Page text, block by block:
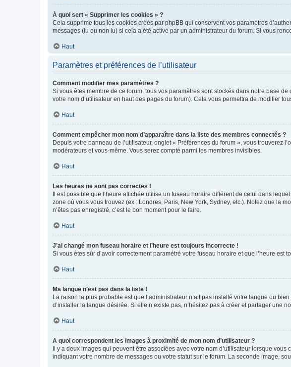
À quoi sert « Supprimer les cookies » ?
Cela supprime tous les cookies créés par phpBB qui conservent vos paramètres
messages (lu ou non lu) si cela a été activé par un administrateur du forum. Si vous
Haut
Paramètres et préférences de l’utilisateur
Comment modifier mes paramètres ?
Si vous êtes membre de ce forum, tous vos paramètres sont stockés dans notre base
votre nom d’utilisateur en haut des pages du forum). Cela vous permettra de modifier
Haut
Comment empêcher mon nom d’apparaître dans la liste des membres connectés ?
Depuis votre panneau de l’utilisateur, onglet « Préférences du forum », vous trouverez
modérateurs et vous-même. Vous serez compté parmi les membres invisibles.
Haut
Les heures ne sont pas correctes !
Il est possible que l’heure affichée utilise un fuseau horaire différent de celui dans
zone où vous vous trouvez (ex : Londres, Paris, New York, Sydney, etc.). Notez que la
n’êtes pas enregistré, c’est le bon moment pour le faire.
Haut
J’ai changé mon fuseau horaire et l’heure est toujours incorrecte !
Si vous êtes sûr d’avoir correctement paramétré votre fuseau horaire et que l’heure
Haut
Ma langue n’est pas dans la liste !
La raison la plus probable est que l’administrateur n’ait pas installé votre langue ou
d’installer la langue désirée. Si elle n’existe pas, n’hésitez pas à créer et partager une
Haut
A quoi correspondent les images à proximité de mon nom d’utilisateur ?
Il y a deux images qui peuvent être associées avec votre nom d’utilisateur lorsque
indiquant votre nombre de messages ou votre statut sur le forum. La seconde image,